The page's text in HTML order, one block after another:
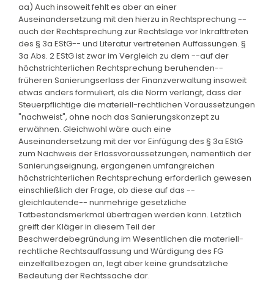
aa) Auch insoweit fehlt es aber an einer
Auseinandersetzung mit den hierzu in Rechtsprechung --
auch der Rechtsprechung zur Rechtslage vor Inkrafttreten
des § 3a EStG-- und Literatur vertretenen Auffassungen. §
3a Abs. 2 EStG ist zwar im Vergleich zu dem --auf der
höchstrichterlichen Rechtsprechung beruhenden--
früheren Sanierungserlass der Finanzverwaltung insoweit
etwas anders formuliert, als die Norm verlangt, dass der
Steuerpflichtige die materiell-rechtlichen Voraussetzungen
"nachweist", ohne noch das Sanierungskonzept zu
erwähnen. Gleichwohl wäre auch eine
Auseinandersetzung mit der vor Einfügung des § 3a EStG
zum Nachweis der Erlassvoraussetzungen, namentlich der
Sanierungseignung, ergangenen umfangreichen
höchstrichterlichen Rechtsprechung erforderlich gewesen
einschließlich der Frage, ob diese auf das --
gleichlautende-- nunmehrige gesetzliche
Tatbestandsmerkmal übertragen werden kann. Letztlich
greift der Kläger in diesem Teil der
Beschwerdebegründung im Wesentlichen die materiell-
rechtliche Rechtsauffassung und Würdigung des FG
einzelfallbezogen an, legt aber keine grundsätzliche
Bedeutung der Rechtssache dar.